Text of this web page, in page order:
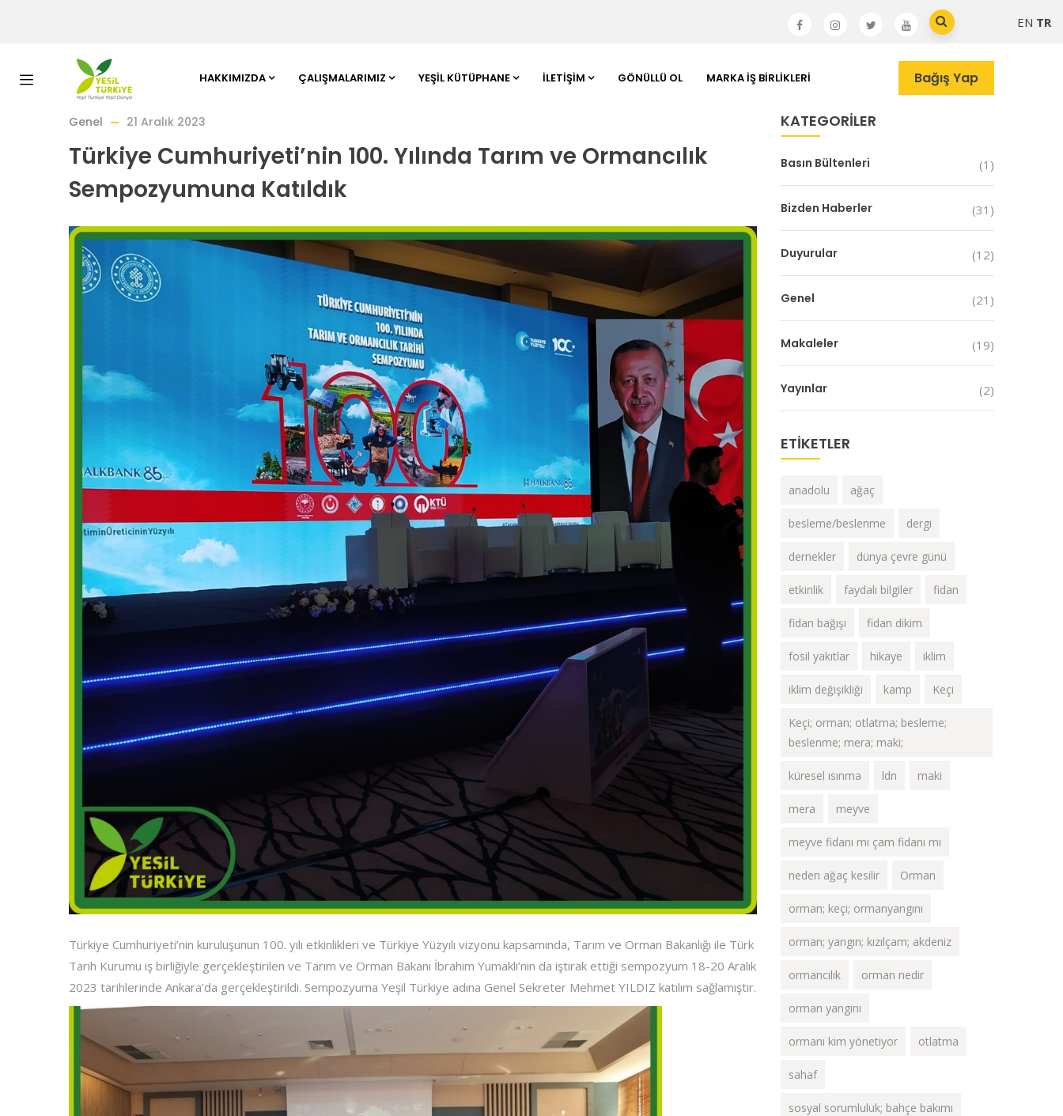
HAKKIMIZDA ÇALIŞMALARIMIZ YEŞIL KÜTÜPHANE İLETIŞIM GÖNÜLLÜ OL MARKA İŞ BIRLIKLERI Bağış Yap
Genel 21 Aralık 2023
Türkiye Cumhuriyeti’nin 100. Yılında Tarım ve Ormancılık
Sempozyumuna Katıldık
Türkiye Cumhuriyeti’nin kuruluşunun 100. yılı etkinlikleri ve Türkiye Yüzyılı vizyonu kapsamında, Tarım ve Orman Bakanlığı ile Türk
Tarih Kurumu iş birliğiyle gerçekleştirilen ve Tarım ve Orman Bakanı İbrahim Yumaklı’nın da iştirak ettiği sempozyum 18-20 Aralık
2023 tarihlerinde Ankara’da gerçekleştirildi. Sempozyuma Yeşil Türkiye adına Genel Sekreter Mehmet YILDIZ katılım sağlamıştır.
KATEGORILER
Basın Bültenleri (1)
Bizden Haberler (31)
Duyurular (12)
Genel (21)
Makaleler (19)
Yayınlar (2)
ETIKETLER
anadolu ağaç
besleme/beslenme dergi
dernekler dünya çevre günü
etkinlik faydalı bilgiler fidan
fidan bağışı fidan dikim
fosil yakıtlar hikaye iklim
iklim değişikliği kamp Keçi
Keçi; orman; otlatma; besleme;
beslenme; mera; maki;
küresel ısınma ldn maki
mera meyve
meyve fidanı mı çam fidanı mı
neden ağaç kesilir Orman
orman; keçi; ormanyangını
orman; yangın; kızılçam; akdeniz
ormancılık orman nedir
orman yangını
ormanı kim yönetiyor otlatma
sahaf
sosyal sorumluluk; bahçe bakımı
EN TR